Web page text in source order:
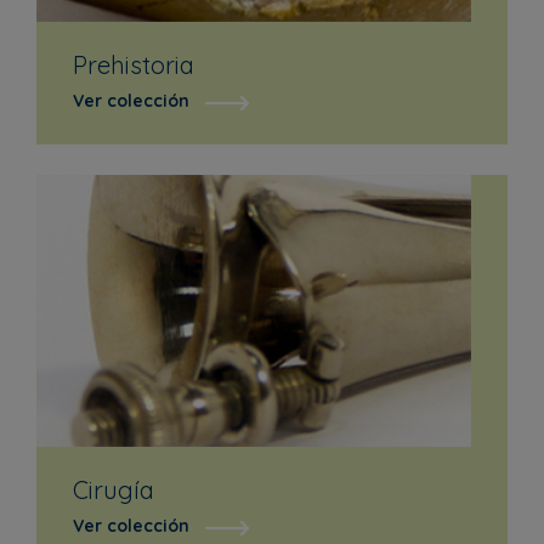
Prehistoria
Ver colección
Cirugía
Ver colección